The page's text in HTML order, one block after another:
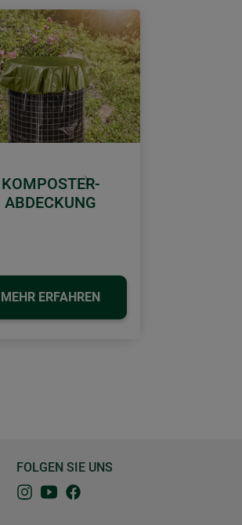
KOMPOSTER-
ABDECKUNG
MEHR ERFAHREN
Weiter
FOLGEN SIE UNS